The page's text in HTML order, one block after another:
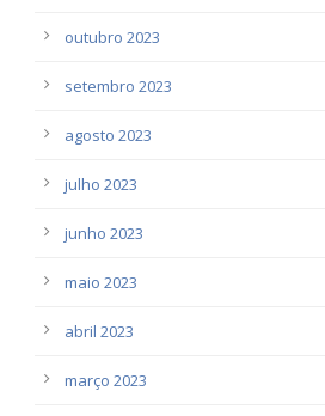
outubro 2023
setembro 2023
agosto 2023
julho 2023
junho 2023
maio 2023
abril 2023
março 2023